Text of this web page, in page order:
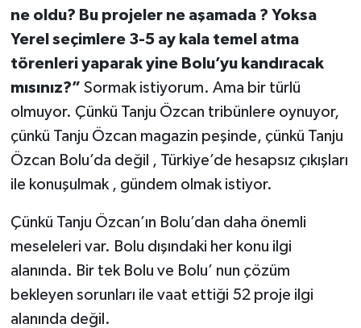
ne oldu? Bu projeler ne aşamada ? Yoksa
Yerel seçimlere 3-5 ay kala temel atma
törenleri yaparak yine Bolu’yu kandıracak
mısınız?” Sormak istiyorum. Ama bir türlü
olmuyor. Çünkü Tanju Özcan tribünlere oynuyor,
çünkü Tanju Özcan magazin peşinde, çünkü Tanju
Özcan Bolu’da değil , Türkiye’de hesapsız çıkışları
ile konuşulmak , gündem olmak istiyor.
Çünkü Tanju Özcan’ın Bolu’dan daha önemli
meseleleri var. Bolu dışındaki her konu ilgi
alanında. Bir tek Bolu ve Bolu’ nun çözüm
bekleyen sorunları ile vaat ettiği 52 proje ilgi
alanında değil.